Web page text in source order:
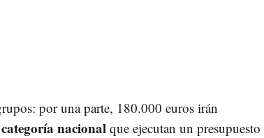
por una parte, 180.000 euros irán
nacional que ejecutan un presupuesto